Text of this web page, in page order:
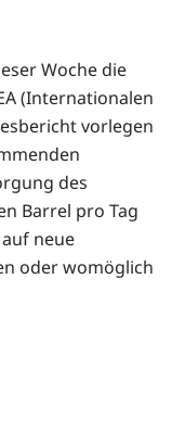
Woche die
(Internationalen
vorlegen
des
Barrel pro Tag
neue
oder womöglich